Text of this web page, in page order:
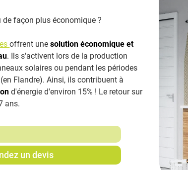
façon plus économique ?
offrent unesolution économique et
. Ils s'activent lors de la production
solaires ou pendant les périodes
Flandre). Ainsi, ils contribuent à
d'énergie d'environ 15% ! Le retour sur
ans.
un devis